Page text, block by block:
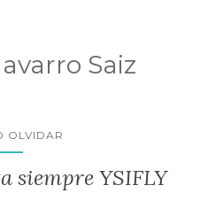
Saiz
OLVIDAR
siempre YSIFLY